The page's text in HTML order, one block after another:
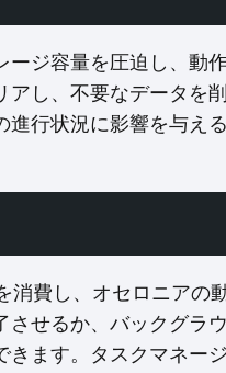
ジ容量を圧迫し、動
し、不要なデータを
行状況に影響を与え
費し、オセロニアの
せるか、バックグラ
ます。タスクマネー